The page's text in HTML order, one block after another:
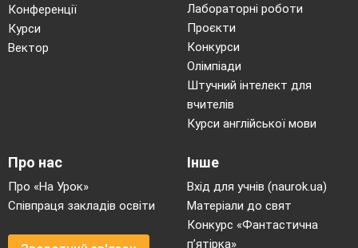
Конференції
Курси
Вектор
Лабораторні роботи
Проєкти
Конкурси
Олімпіади
Штучний інтелект для
вчителів
Курси англійської мови
Про нас
Про «На Урок»
Співпраця закладів освіти
Інше
Вхід для учнів (naurok.ua)
Матеріали до свят
Конкурс «Фантастична
п’ятірка»